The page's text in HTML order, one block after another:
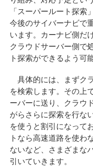
「スーパールート探索
今後のサイバーナビで
います。カーナビ側だ
クラウドサーバー側で
ト探索ができるよう可
具体的には、まずク
を検索します。その上
ーバーに送り、クラウ
がらさらに探索を行な
を使うと割引になって
トなら高速道路を使わ
ないなど、さまざまな
引いていきます。